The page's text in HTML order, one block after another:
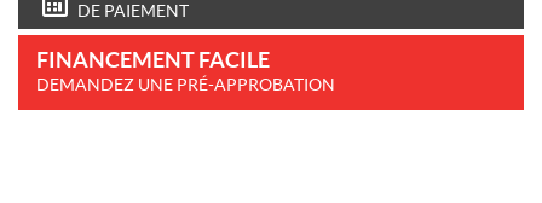
DE PAIEMENT
FINANCEMENT FACILE
DEMANDEZ UNE PRÉ-APPROBATION